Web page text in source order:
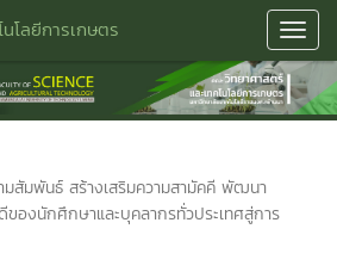
โลยีการเกษตร
มสัมพันธ์ สร้างเสริมความสามัคคี พัฒนา
องนักศึกษาและบุคลากรทั่วประเทศสู่การ